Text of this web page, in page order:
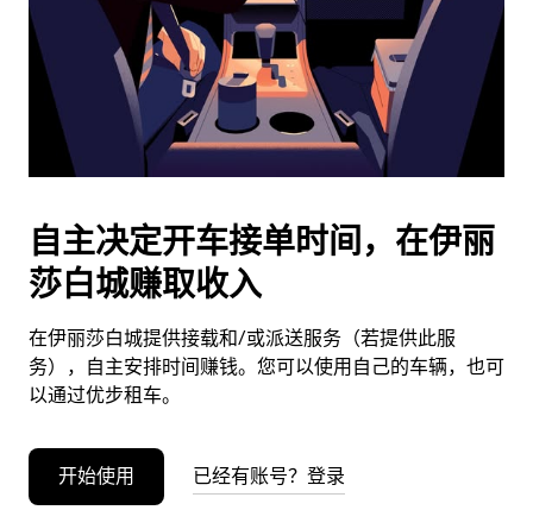
期。
按
退
闭
日
历。
自主决定开车接单时间，在伊丽
莎白城赚取收入
在伊丽莎白城提供接载和/或派送服务（若提供此服
务），自主安排时间赚钱。您可以使用自己的车辆，也可
以通过优步租车。
开始使用 已经有账号？登录